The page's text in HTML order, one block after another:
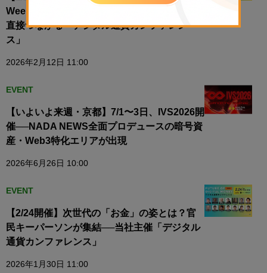
Week」初日──政策・金融・実装の最前線と
直接つながる「デジタル通貨カンファレン
ス」
2026年2月12日 11:00
EVENT
【いよいよ来週・京都】7/1〜3日、IVS2026開
催──NADA NEWS全面プロデュースの暗号資
産・Web3特化エリアが出現
2026年6月26日 10:00
EVENT
【2/24開催】次世代の「お金」の姿とは？官
民キーパーソンが集結──当社主催「デジタル
通貨カンファレンス」
2026年1月30日 11:00